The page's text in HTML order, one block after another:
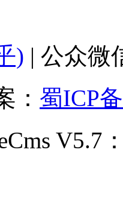
) | 公众微
： 蜀ICP
V5.7